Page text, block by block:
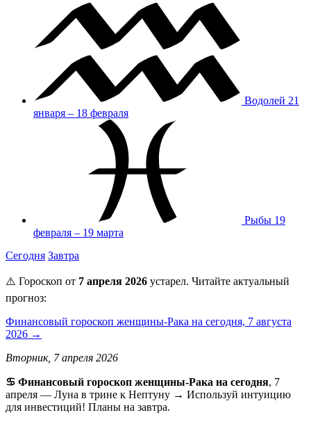
Водолей 21
января – 18 февраля
Рыбы 19
февраля – 19 марта
Сегодня Завтра
⚠️ Гороскоп от 7 апреля 2026 устарел. Читайте актуальный
прогноз:
Финансовый гороскоп женщины-Рака на сегодня, 7 августа
2026 →
Вторник, 7 апреля 2026
♋ Финансовый гороскоп женщины-Рака на сегодня, 7
апреля — Луна в трине к Нептуну → Используй интуицию
для инвестиций! Планы на завтра.